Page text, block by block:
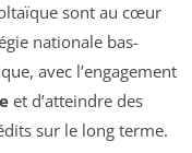
sont au cœur
nationale bas-
avec l’engagement
et d’atteindre des
sur le long terme.